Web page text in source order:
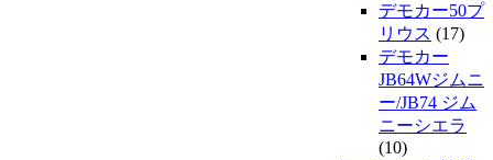
デモカー50プ
リウス (17)
デモカー
JB64Wジムニ
ー/JB74 ジム
ニーシエラ
(10)